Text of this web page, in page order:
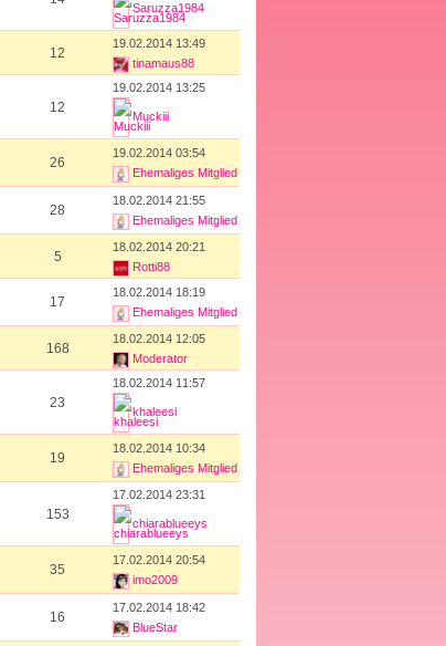
Saruzza1984
12
19.02.2014 13:49
tinamaus88
12
19.02.2014 13:25
Muckiii
26
19.02.2014 03:54
Ehemaliges Mitglied
28
18.02.2014 21:55
Ehemaliges Mitglied
5
18.02.2014 20:21
Rotti88
17
18.02.2014 18:19
Ehemaliges Mitglied
168
18.02.2014 12:05
Moderator
23
18.02.2014 11:57
khaleesi
19
18.02.2014 10:34
Ehemaliges Mitglied
153
17.02.2014 23:31
chiarablueeys
35
17.02.2014 20:54
imo2009
16
17.02.2014 18:42
BlueStar